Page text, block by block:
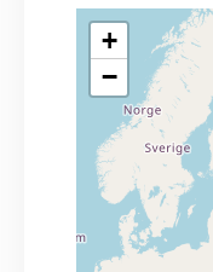
+
−